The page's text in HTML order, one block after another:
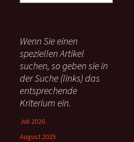
u
n
n
a
c
:
Wenn Sie einen
speziellen Artikel
suchen, so geben sie in
der Suche (links) das
entsprechende
Kriterium ein.
Juli 2026
August 2025